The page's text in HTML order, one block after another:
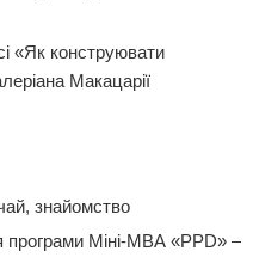
«Як конструювати
Макацарії
знайомство
програми Міні-МВА «PPD» –